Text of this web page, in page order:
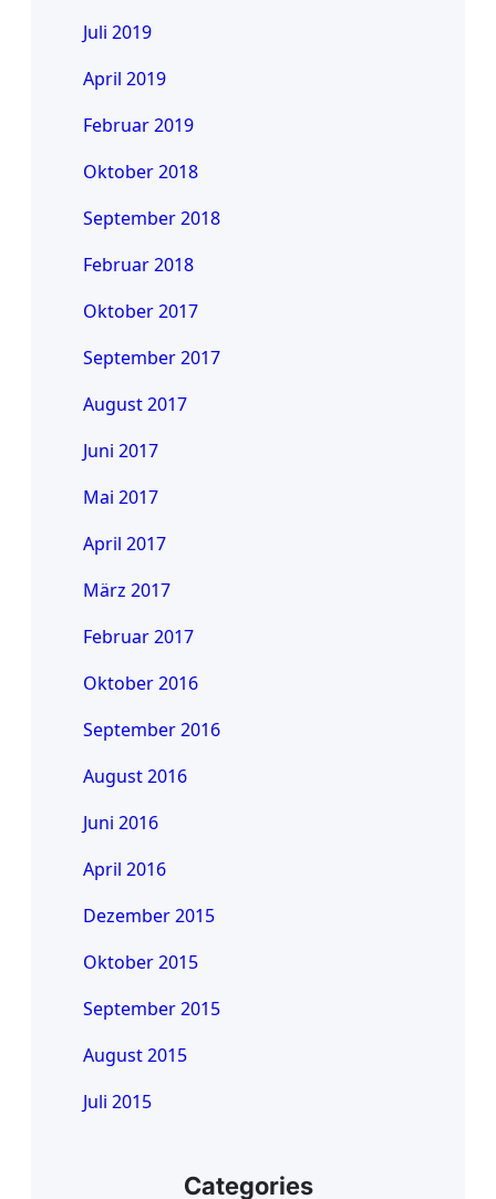
Juli 2019
April 2019
Februar 2019
Oktober 2018
September 2018
Februar 2018
Oktober 2017
September 2017
August 2017
Juni 2017
Mai 2017
April 2017
März 2017
Februar 2017
Oktober 2016
September 2016
August 2016
Juni 2016
April 2016
Dezember 2015
Oktober 2015
September 2015
August 2015
Juli 2015
Categories